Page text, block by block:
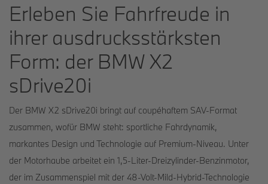
Erleben Sie Fahrfreude in
ihrer ausdrucksstärksten
Form: der BMW X2
sDrive20i
Der BMW X2 sDrive20i bringt auf coupéhaftem SAV-Format
zusammen, wofür BMW steht: sportliche Fahrdynamik,
markantes Design und Technologie auf Premium-Niveau. Unter
der Motorhaube arbeitet ein 1,5-Liter-Dreizylinder-Benzinmotor,
der im Zusammenspiel mit der 48-Volt-Mild-Hybrid-Technologie